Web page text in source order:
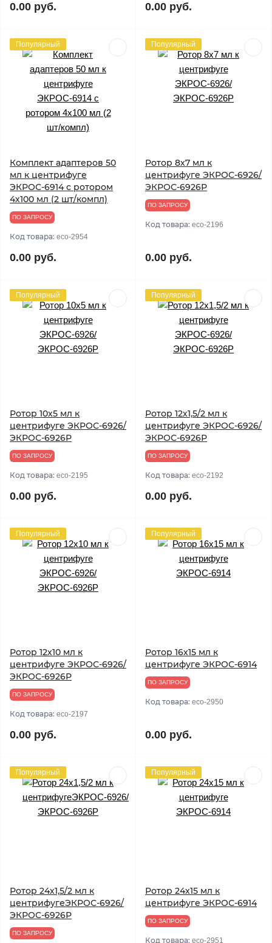
0.00 руб. 0.00 руб.
Популярный
Комплект адаптеров 50
мл к центрифуге
ЭКРОС-6914 с ротором
4х100 мл (2 шт/компл)
ПО ЗАПРОСУ
Код товара: eco-2954
0.00 руб.
Популярный
Ротор 8х7 мл к
центрифуге ЭКРОС-6926/
ЭКРОС-6926Р
ПО ЗАПРОСУ
Код товара: eco-2196
0.00 руб.
Популярный
Ротор 10х5 мл к
центрифуге ЭКРОС-6926/
ЭКРОС-6926Р
ПО ЗАПРОСУ
Код товара: eco-2195
0.00 руб.
Популярный
Ротор 12х1,5/2 мл к
центрифуге ЭКРОС-6926/
ЭКРОС-6926Р
ПО ЗАПРОСУ
Код товара: eco-2192
0.00 руб.
Популярный
Ротор 12х10 мл к
центрифуге ЭКРОС-6926/
ЭКРОС-6926Р
ПО ЗАПРОСУ
Код товара: eco-2197
0.00 руб.
Популярный
Ротор 16х15 мл к
центрифуге ЭКРОС-6914
ПО ЗАПРОСУ
Код товара: eco-2950
0.00 руб.
Популярный
Ротор 24х1,5/2 мл к
центрифугеЭКРОС-6926/
ЭКРОС-6926Р
ПО ЗАПРОСУ
Популярный
Ротор 24х15 мл к
центрифуге ЭКРОС-6914
ПО ЗАПРОСУ
Код товара: eco-2951